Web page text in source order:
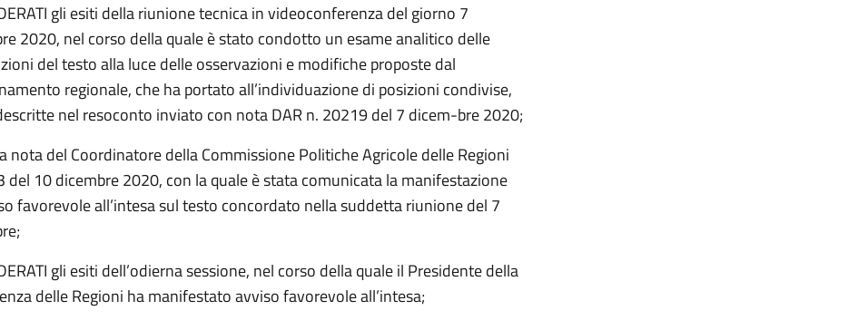
gli esiti della riunione tecnica in videoconferenza del giorno 7
2020, nel corso della quale è stato condotto un esame analitico delle
del testo alla luce delle osservazioni e modifiche proposte dal
regionale, che ha portato all’individuazione di posizioni condivise,
nel resoconto inviato con nota DAR n. 20219 del 7 dicem-bre 2020;
nota del Coordinatore della Commissione Politiche Agricole delle Regioni
del 10 dicembre 2020, con la quale è stata comunicata la manifestazione
favorevole all’intesa sul testo concordato nella suddetta riunione del 7
gli esiti dell’odierna sessione, nel corso della quale il Presidente della
delle Regioni ha manifestato avviso favorevole all’intesa;